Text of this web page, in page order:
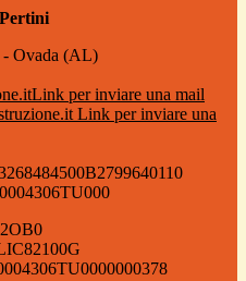
- Ovada (AL)
Link per inviare una mail
Link per inviare una